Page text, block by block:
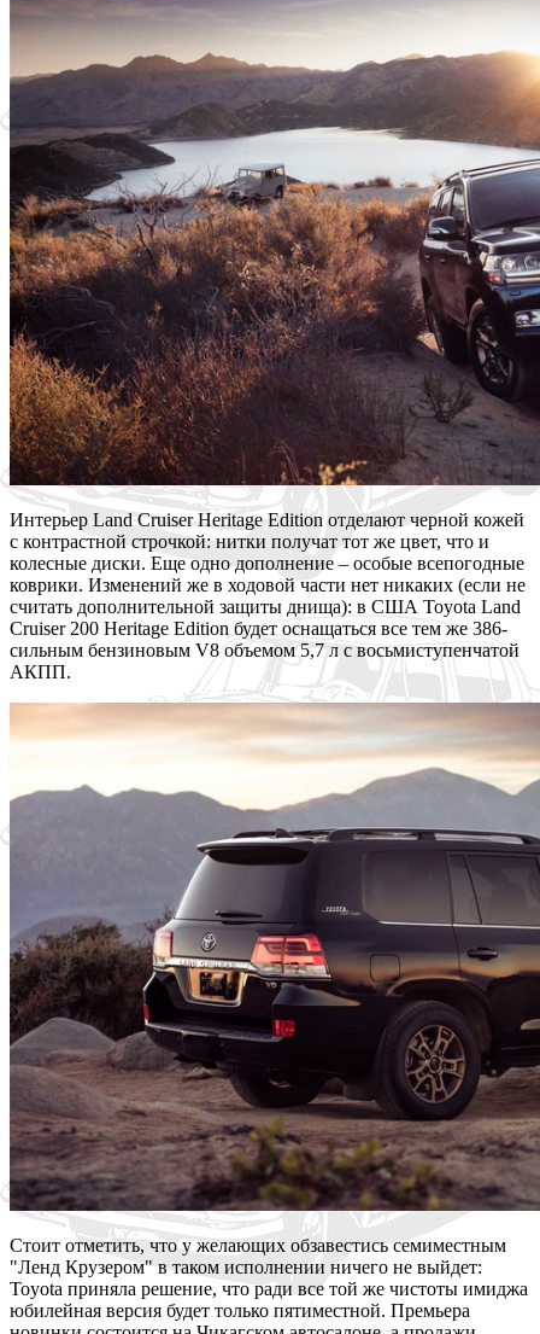
Интерьер Land Cruiser Heritage Edition отделают черной кожей
с контрастной строчкой: нитки получат тот же цвет, что и
колесные диски. Еще одно дополнение – особые всепогодные
коврики. Изменений же в ходовой части нет никаких (если не
считать дополнительной защиты днища): в США Toyota Land
Cruiser 200 Heritage Edition будет оснащаться все тем же 386-
сильным бензиновым V8 объемом 5,7 л с восьмиступенчатой
АКПП.
Стоит отметить, что у желающих обзавестись семиместным
"Ленд Крузером" в таком исполнении ничего не выйдет:
Toyota приняла решение, что ради все той же чистоты имиджа
юбилейная версия будет только пятиместной. Премьера